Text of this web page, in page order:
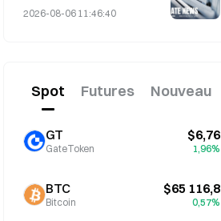
en hausse de 3,12 %,
2026-08-06 11:46:40
Spot Futures Nouveau
GT
GateToken
$6,76
1,96%
BTC
Bitcoin
$65 116,8
0,57%